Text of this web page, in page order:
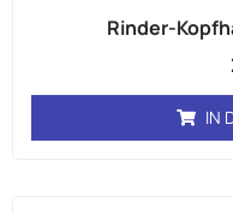
Rinder-
IN